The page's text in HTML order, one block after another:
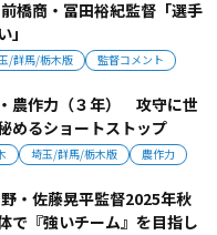
橋商・冨田裕紀監督「選手
/群馬/栃木版 監督コメント
農作力（３年） 攻守に世
めるショートストップ
埼玉/群馬/栃木版 農作力
・佐藤晃平監督2025年秋
で『強いチーム』を目指し